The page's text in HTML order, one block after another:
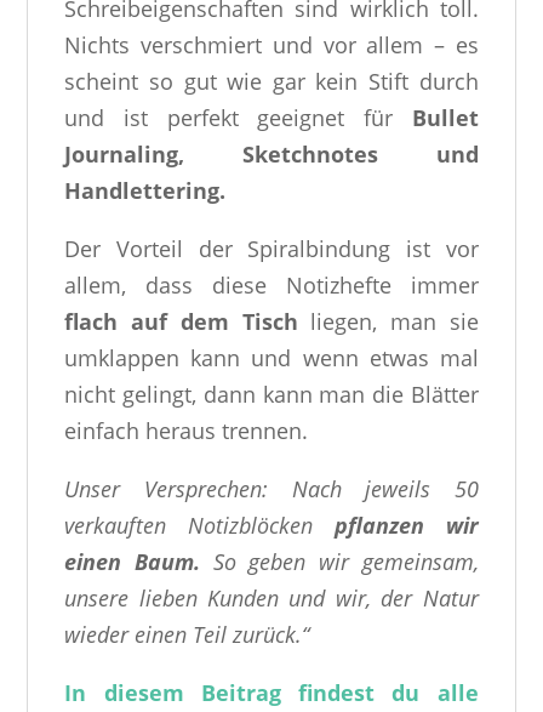
Schreibeigenschaften sind wirklich toll.
Nichts verschmiert und vor allem – es
scheint so gut wie gar kein Stift durch
und ist perfekt geeignet für Bullet
Journaling, Sketchnotes und
Handlettering.
Der Vorteil der Spiralbindung ist vor
allem, dass diese Notizhefte immer
flach auf dem Tisch liegen, man sie
umklappen kann und wenn etwas mal
nicht gelingt, dann kann man die Blätter
einfach heraus trennen.
Unser Versprechen: Nach jeweils 50
verkauften Notizblöcken pflanzen wir
einen Baum. So geben wir gemeinsam,
unsere lieben Kunden und wir, der Natur
wieder einen Teil zurück.“
In diesem Beitrag findest du alle